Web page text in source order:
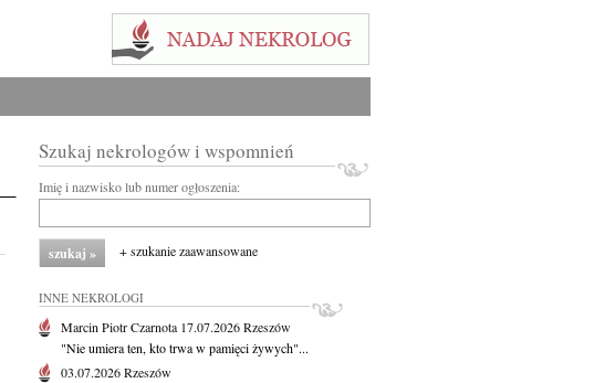
Szukaj nekrologów i wspomnień
Imię i nazwisko lub numer ogłoszenia:
+ szukanie zaawansowane
INNE NEKROLOGI
Marcin Piotr Czarnota 17.07.2026Rzeszów
"Nie umiera ten, kto trwa w pamięci żywych"...
03.07.2026Rzeszów